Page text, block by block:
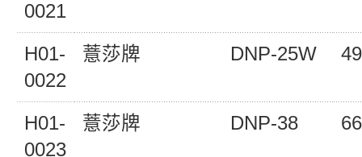
0021
H01-
0022
薏莎牌 DNP-25W 49
H01-
0023
薏莎牌 DNP-38 66